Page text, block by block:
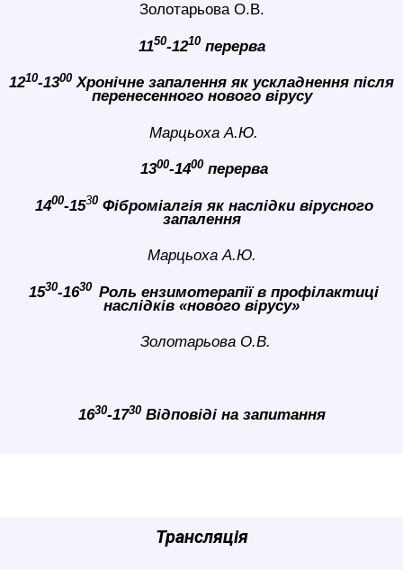
Золотарьова О.В.
1150-1210 перерва
1210-1300 Хронічне запалення як ускладнення після
перенесенного нового вірусу
Марцьоха А.Ю.
1300-1400перерва
1400-1530Фіброміалгія як наслідки вірусного
запалення
Марцьоха А.Ю.
1530-1630 Роль ензимотерапії в профілактиці
наслідків «нового вірусу»
Золотарьова О.В.
1630-1730Відповіді на запитання
Трансляція